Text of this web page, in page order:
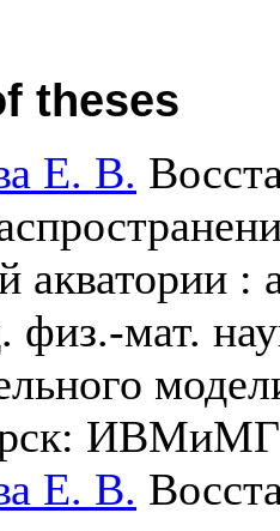
theses
Е. В.
акватории :
физ.-мат.
Е. В.